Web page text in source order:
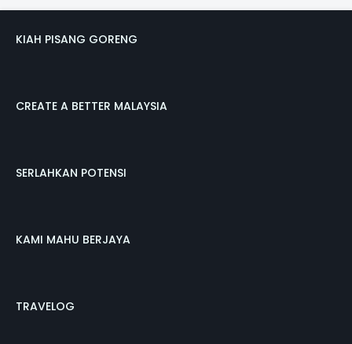
KIAH PISANG GORENG
CREATE A BETTER MALAYSIA
SERLAHKAN POTENSI
KAMI MAHU BERJAYA
TRAVELOG